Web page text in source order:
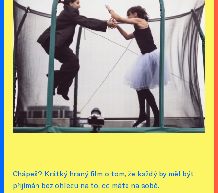
Chápeš? Krátký hraný film o tom, že každý by měl být
přijímán bez ohledu na to, co máte na sobě.